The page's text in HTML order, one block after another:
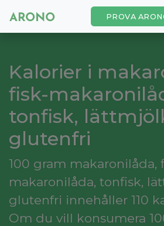
PROVA
Kalorier i
fisk-
tonfisk,
glutenfri
100 gram makaronilåda,
makaronilåda, tonfisk,
glutenfri innehåller 110
Om du vill konsumera